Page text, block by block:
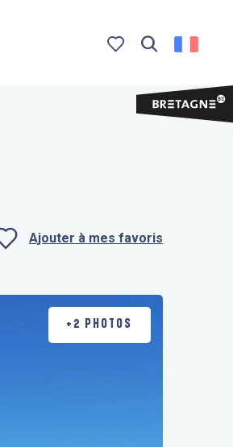
Ajouter à mes favoris
+2 PHOTOS